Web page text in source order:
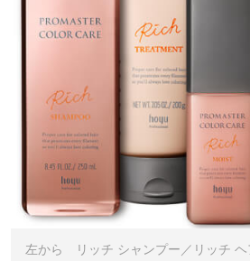
左から リッチ シャンプー／リッチ ヘ